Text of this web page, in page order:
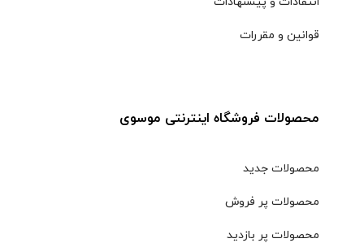
قوانین و مقررات
محصولات فروشگاه اینترنتی موسوی
محصولات جدید
محصولات پر فروش
محصولات پر بازدید